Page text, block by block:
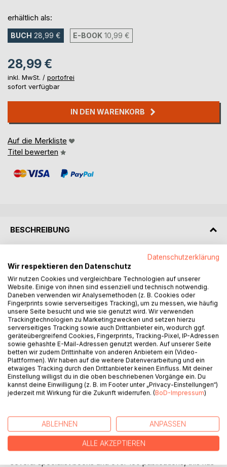
erhältlich als:
BUCH 28,99 € E-BOOK 10,99 €
28,99 €
inkl. MwSt. / portofrei
sofort verfügbar
IN DEN WARENKORB
Auf die Merkliste
Titel bewerten
BESCHREIBUNG
This textbook sets new standards in the diagnosis and
therapy of chronically ill people. The research results of
important scientists were put into practice. The book
shows the way for a long overdue union of conventional
medicine and naturopathy. This step leads to another
dimension of medicine, by integrating new, synergistic
methods. This results in a higher quality with simultaneous
cost efficiency, which can initiate the necessary paradigm
shift: from specialist to generalist, who can grasp
overarching relationships. Quantum mechanics has made a
significant contribution to this and opened up new
perspectives.
As an internist with extensive additional training in
45 years of experience in clinics and his own practice.
Through intensive research with a focus on biophysics and
the exchange with many top-class scientists, he has
acquired a comprehensive knowledge. In addition to
Datenschutzerklärung
Wir respektieren den Datenschutz
Wir nutzen Cookies und vergleichbare Technologien auf unserer
Website. Einige von ihnen sind essenziell und technisch notwendig.
Daneben verwenden wir Analysemethoden (z. B. Cookies oder
Fingerprints sowie serverseitiges Tracking), um zu messen, wie häufig
unsere Seite besucht und wie sie genutzt wird. Wir verwenden
Trackingtechnologien zu Marketingzwecken und setzen hierzu
serverseitiges Tracking sowie auch Drittanbieter ein, wodurch ggf.
geräteübergreifend Cookies, Fingerprints, Tracking-Pixel, IP-Adressen
sowie gehashte E-Mail-Adressen genutzt werden. Auf unserer Seite
betten wir zudem Drittinhalte von anderen Anbietern ein (Video-
Plattformen). Wir haben auf die weitere Datenverarbeitung und ein
etwaiges Tracking durch den Drittanbieter keinen Einfluss. Mit deiner
Einstellung willigst du in die oben beschriebenen Vorgänge ein. Du
kannst deine Einwilligung (z. B. im Footer unter „Privacy-Einstellungen“)
jederzeit mit Wirkung für die Zukunft widerrufen. (BoD-Impressum)
ABLEHNEN ANPASSEN
ALLE AKZEPTIEREN